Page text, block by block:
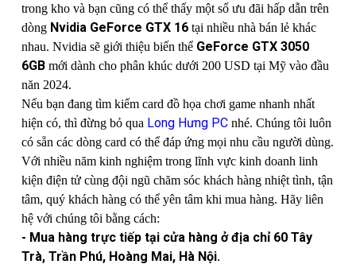
trong kho và bạn cũng có thể thấy một số ưu đãi hấp dẫn trên
dòng Nvidia GeForce GTX 16 tại nhiều nhà bán lẻ khác
nhau. Nvidia sẽ giới thiệu biến thể GeForce GTX 3050
6GB mới dành cho phân khúc dưới 200 USD tại Mỹ vào đầu
năn 2024.
Nếu bạn đang tìm kiếm card đồ họa chơi game nhanh nhất
hiện có, thì đừng bỏ qua Long Hưng PC nhé. Chúng tôi luôn
có sẵn các dòng card có thể đáp ứng mọi nhu cầu người dùng.
Với nhiều năm kinh nghiệm trong lĩnh vực kinh doanh linh
kiện điện tử cùng đội ngũ chăm sóc khách hàng nhiệt tình, tận
tâm, quý khách hàng có thể yên tâm khi mua hàng. Hãy liên
hệ với chúng tôi bằng cách:
- Mua hàng trực tiếp tại cửa hàng ở địa chỉ 60 Tây
Trà, Trần Phú, Hoàng Mai, Hà Nội.